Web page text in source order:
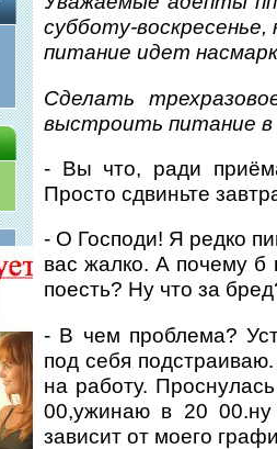
субботу-
питание идет
Сделать
выстроить питание в
- Вы что, ради
Просто сдвиньте
- О Господи! Я редко
вас жалко. А почему б
поесть? Ну что за
- В чем проблема?
под себя
на работу.
00,ужинаю в 20
зависит от моего